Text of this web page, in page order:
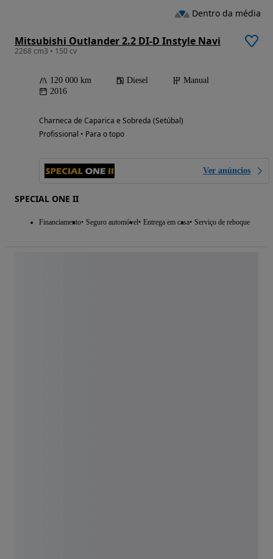
Mitsubishi Outlander 2.2 DI-D Instyle Navi
2268 cm3 • 150 cv
120 000 km Diesel
Manual
2016
Charneca de Caparica e Sobreda (Setúbal)
Profissional • Para o topo
Ver anúncios
SPECIAL ONE II
Financiamento Seguro automóvel Entrega em casa Serviço de reboque
Dentro da média